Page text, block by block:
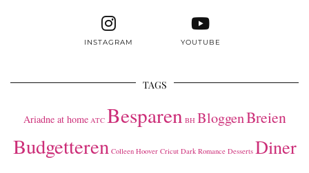
INSTAGRAM YOUTUBE
TAGS
Ariadne at home ATC Besparen BH BloggenBreien
Budgetteren Colleen Hoover Cricut Dark Romance Desserts Diner